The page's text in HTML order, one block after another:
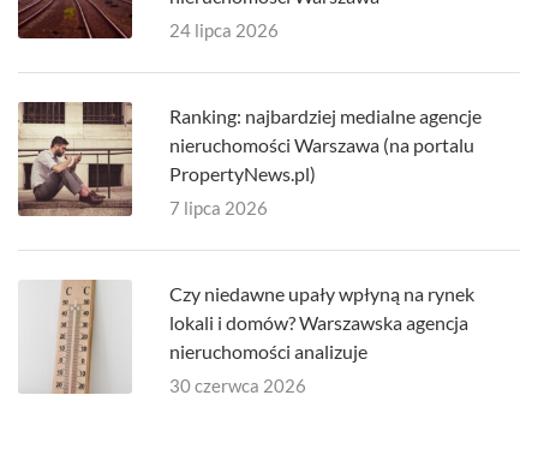
24 lipca 2026
Ranking: najbardziej medialne agencje
nieruchomości Warszawa (na portalu
PropertyNews.pl)
7 lipca 2026
Czy niedawne upały wpłyną na rynek
lokali i domów? Warszawska agencja
nieruchomości analizuje
30 czerwca 2026